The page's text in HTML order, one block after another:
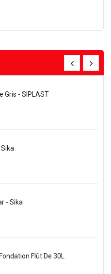
Gris - SIPLAST
- Sika
Flût De 30L